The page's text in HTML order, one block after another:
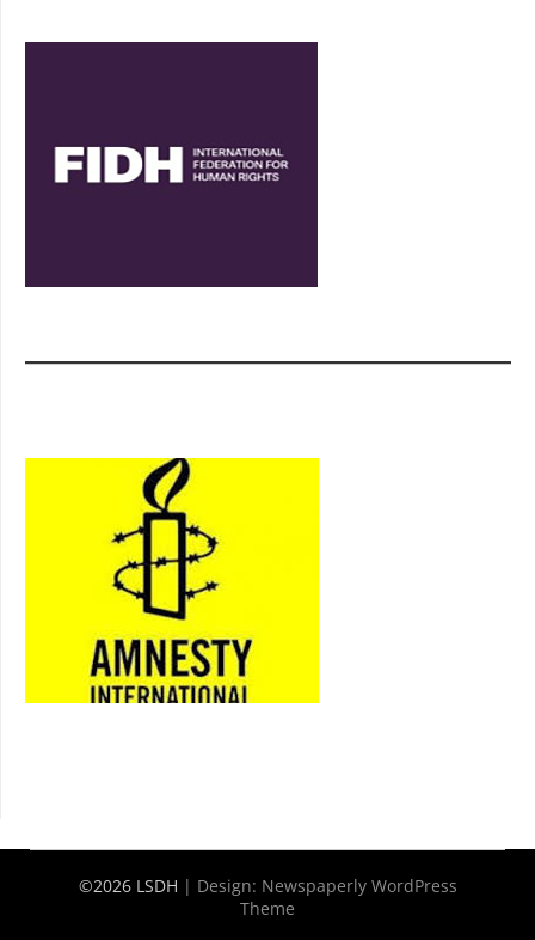
©2026 LSDH | Design: Newspaperly WordPress
Theme